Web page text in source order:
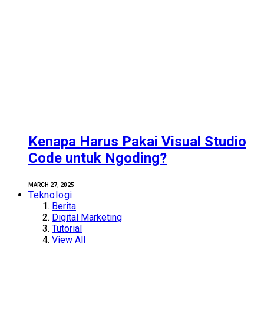
Kenapa Harus Pakai Visual Studio
Code untuk Ngoding?
MARCH 27, 2025
Teknologi
Berita
Digital Marketing
Tutorial
View All